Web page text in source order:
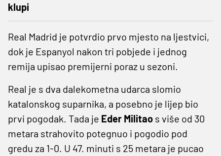
klupi
Real Madrid je potvrdio prvo mjesto na ljestvici,
dok je Espanyol nakon tri pobjede i jednog
remija upisao premijerni poraz u sezoni.
Real je s dva dalekometna udarca slomio
katalonskog suparnika, a posebno je lijep bio
prvi pogodak. Tada je Eder Militao s više od 30
metara strahovito potegnuo i pogodio pod
gredu za 1-0. U 47. minuti s 25 metara je pucao